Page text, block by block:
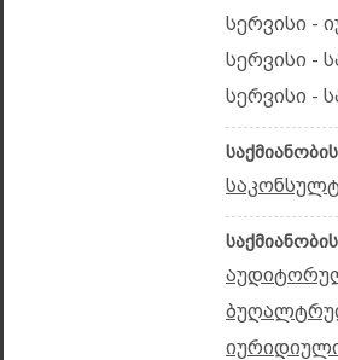
სერვისი -
სერვისი -
სერვისი -